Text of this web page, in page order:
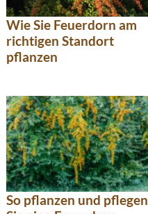
Wie Sie Feuerdorn am
richtigen Standort
pflanzen
So pflanzen und pflegen